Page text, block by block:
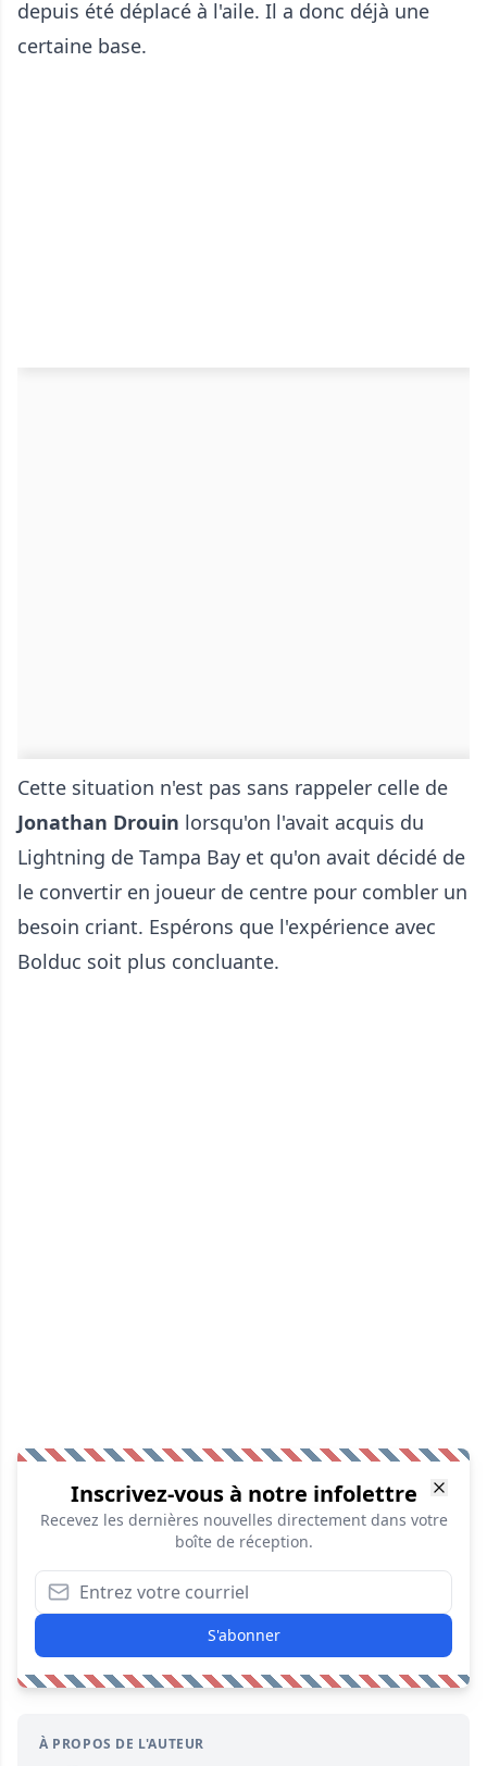
depuis été déplacé à l'aile. Il a donc déjà une
certaine base.
Cette situation n'est pas sans rappeler celle de
Jonathan Drouin lorsqu'on l'avait acquis du
Lightning de Tampa Bay et qu'on avait décidé de
le convertir en joueur de centre pour combler un
besoin criant. Espérons que l'expérience avec
Bolduc soit plus concluante.
Inscrivez-vous à notre infolettre
Recevez les dernières nouvelles directement dans votre
boîte de réception.
S'abonner
À PROPOS DE L'AUTEUR